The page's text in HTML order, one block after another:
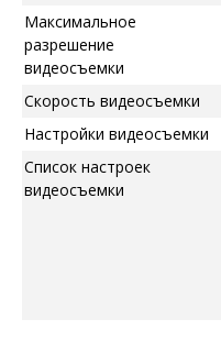
Максимальное
разрешение
видеосъемки
Скорость видеосъемки
Настройки видеосъемки
Список настроек
видеосъемки